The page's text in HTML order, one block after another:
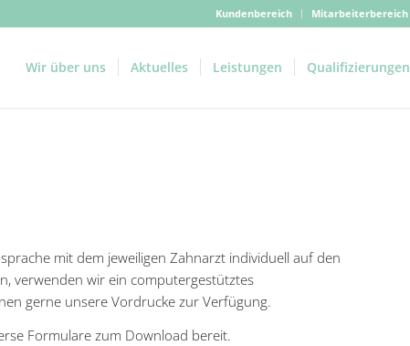
Kundenbereich Mitarbeiterbereich
Wir über uns Aktuelles Leistungen Qualifizierungen
mit dem jeweiligen Zahnarzt individuell auf den
verwenden wir ein computergestütztes
gerne unsere Vordrucke zur Verfügung.
Formulare zum Download bereit.